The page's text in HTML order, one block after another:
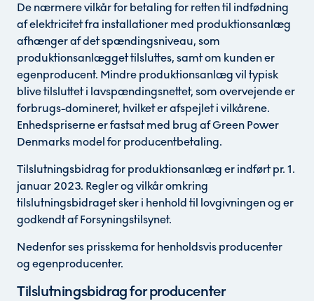
De nærmere vilkår for betaling for retten til indfødning
af elektricitet fra installationer med produktionsanlæg
afhænger af det spændingsniveau, som
produktionsanlægget tilsluttes, samt om kunden er
egenproducent. Mindre produktionsanlæg vil typisk
blive tilsluttet i lavspændingsnettet, som overvejende er
forbrugs-domineret, hvilket er afspejlet i vilkårene.
Enhedspriserne er fastsat med brug af Green Power
Denmarks model for producentbetaling.
Tilslutningsbidrag for produktionsanlæg er indført pr. 1.
januar 2023. Regler og vilkår omkring
tilslutningsbidraget sker i henhold til lovgivningen og er
godkendt af Forsyningstilsynet.
Nedenfor ses prisskema for henholdsvis producenter
og egenproducenter.
Tilslutningsbidrag for producenter